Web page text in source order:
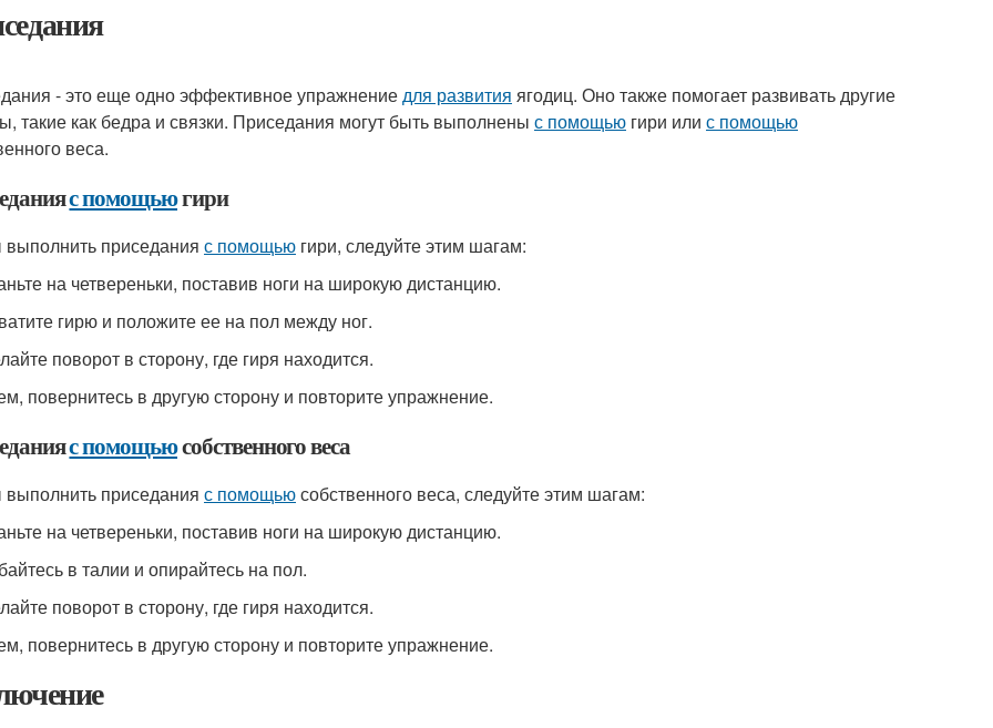
- это еще одно эффективное упражнениедля развития ягодиц. Оно также помогает развивать другие
такие как бедра и связки. Приседания могут быть выполнены с помощью гири или с помощью
веса.
с помощьюгири
приседания с помощью гири, следуйте этим шагам:
на четвереньки, поставив ноги на широкую дистанцию.
гирю и положите ее на пол между ног.
поворот в сторону, где гиря находится.
повернитесь в другую сторону и повторите упражнение.
с помощьюсобственного веса
приседания с помощьюсобственного веса, следуйте этим шагам:
на четвереньки, поставив ноги на широкую дистанцию.
в талии и опирайтесь на пол.
поворот в сторону, где гиря находится.
повернитесь в другую сторону и повторите упражнение.